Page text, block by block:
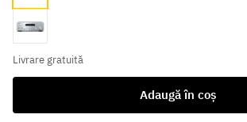
Silver
Livrare gratuită
Adaugă în coș